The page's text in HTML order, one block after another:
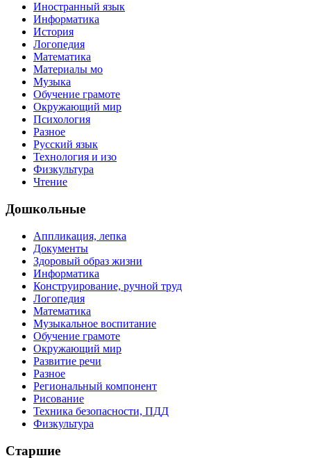
Иностранный язык
Информатика
История
Логопедия
Математика
Материалы мо
Музыка
Обучение грамоте
Окружающий мир
Психология
Разное
Русский язык
Технология и изо
Физкультура
Чтение
Дошкольные
Аппликация, лепка
Документы
Здоровый образ жизни
Информатика
Конструирование, ручной труд
Логопедия
Математика
Музыкальное воспитание
Обучение грамоте
Окружающий мир
Развитие речи
Разное
Региональный компонент
Рисование
Техника безопасности, ПДД
Физкультура
Старшие